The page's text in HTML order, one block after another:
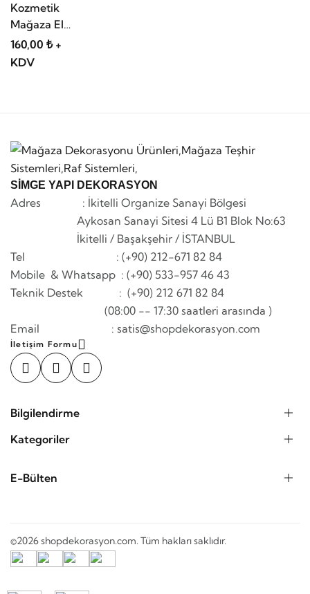
Kozmetik
Mağaza El
Sepeti 7 LT
160,00 ₺ +
KDV
SİMGE YAPI DEKORASYON
Adres : İkitelli Organize Sanayi Bölgesi
Aykosan Sanayi Sitesi 4 Lü B1 Blok No:63
İkitelli / Başakşehir / İSTANBUL
Tel : (+90) 212-671 82 84
Mobile & Whatsapp : (+90) 533-957 46 43
Teknik Destek : (+90) 212 671 82 84
(08:00 -- 17:30 saatleri arasında )
Email : satis@shopdekorasyon.com
İletişim Formu
Bilgilendirme
Kategoriler
E-Bülten
©2026 shopdekorasyon.com. Tüm hakları saklıdır.